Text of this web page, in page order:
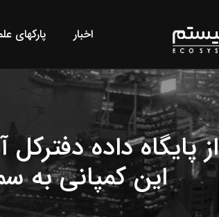
اخبار پارکهای
از پایگاه داده
این کمپانی به